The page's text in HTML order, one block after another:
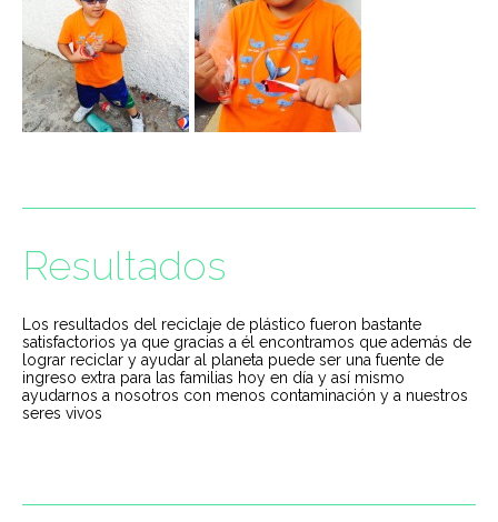
Resultados
Los resultados del reciclaje de plástico fueron bastante
satisfactorios ya que gracias a él encontramos que además de
lograr reciclar y ayudar al planeta puede ser una fuente de
ingreso extra para las familias hoy en día y así mismo
ayudarnos a nosotros con menos contaminación y a nuestros
seres vivos